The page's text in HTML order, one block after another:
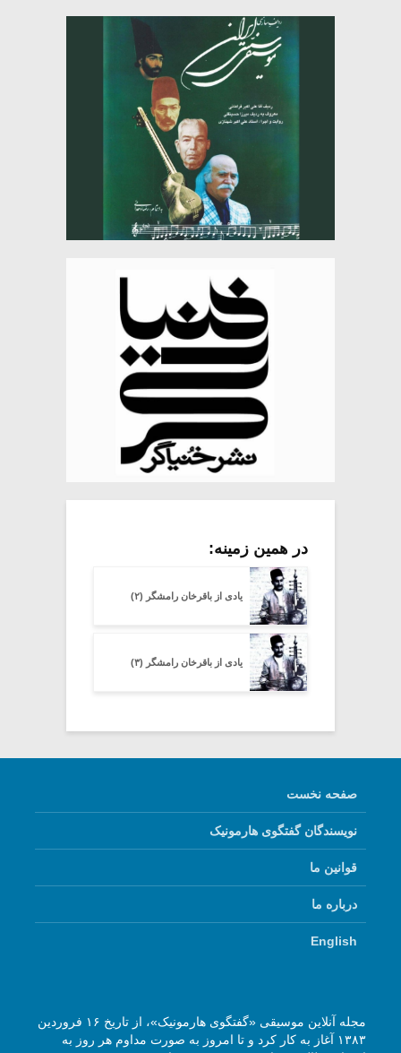
در همین زمینه:
یادی از باقرخان رامشگر (۲)
یادی از باقرخان رامشگر (۳)
صفحه نخست
نویسندگان گفتگوی هارمونیک
قوانین ما
درباره ما
English
مجله آنلاین موسیقی «گفتگوی هارمونیک»، از تاریخ ۱۶ فروردین
۱۳۸۳ آغاز به کار کرد و تا امروز به صورت مداوم هر روز به